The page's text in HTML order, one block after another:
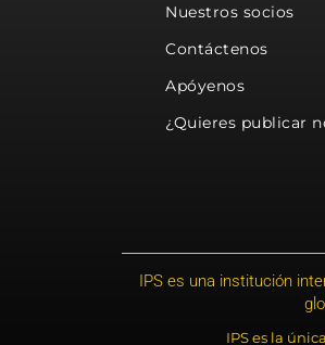
Nuestros socios
Contáctenos
Apóyenos
¿Quieres publicar
IPS es una institución
IPS es la